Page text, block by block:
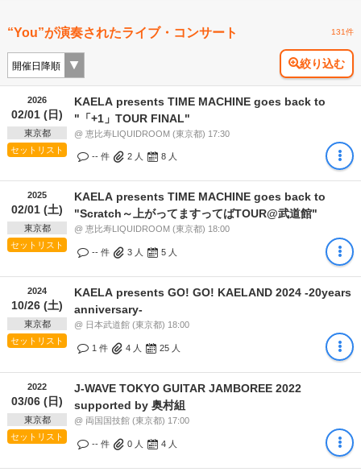
“You”が演奏されたライブ・コンサート 131件
絞り込む
2026
02/01 (日)
東京都
セットリスト
KAELA presents TIME MACHINE goes back to
"「+1」TOUR FINAL"
@ 恵比寿LIQUIDROOM (東京都) 17:30
-- 件 2 人 8 人
2025
02/01 (土)
東京都
セットリスト
KAELA presents TIME MACHINE goes back to
"Scratch～上がってますってばTOUR@武道館"
@ 恵比寿LIQUIDROOM (東京都) 18:00
-- 件 3 人 5 人
2024
10/26 (土)
東京都
セットリスト
KAELA presents GO! GO! KAELAND 2024 -20years
anniversary-
@ 日本武道館 (東京都) 18:00
1 件 4 人 25 人
2022
03/06 (日)
東京都
セットリスト
J-WAVE TOKYO GUITAR JAMBOREE 2022
supported by 奥村組
@ 両国国技館 (東京都) 17:00
-- 件 0 人 4 人